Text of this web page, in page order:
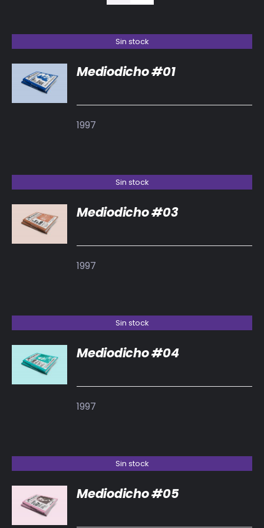
RED EOL
ACTUALIDAD
Sin stock
DETALLES
Mediodicho #01
1997
Sin stock
DETALLES
Mediodicho #03
1997
Sin stock
DETALLES
Mediodicho #04
1997
Sin stock
DETALLES
Mediodicho #05